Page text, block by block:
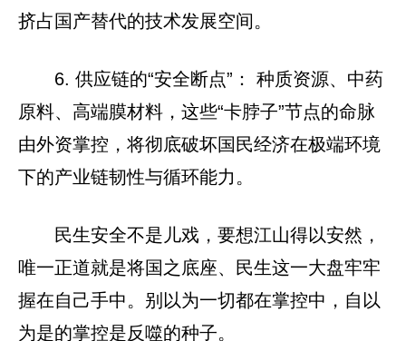
挤占国产替代的技术发展空间。
6. 供应链的“安全断点”： 种质资源、中药
原料、高端膜材料，这些“卡脖子”节点的命脉
由外资掌控，将彻底破坏国民经济在极端环境
下的产业链韧性与循环能力。
民生安全不是儿戏，要想江山得以安然，
唯一正道就是将国之底座、民生这一大盘牢牢
握在自己手中。别以为一切都在掌控中，自以
为是的掌控是反噬的种子。